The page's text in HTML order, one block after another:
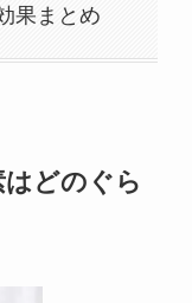
果まとめ
どのぐら